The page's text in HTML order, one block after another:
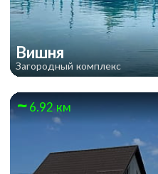
Вишня
Загородный комплекс
6.92 км